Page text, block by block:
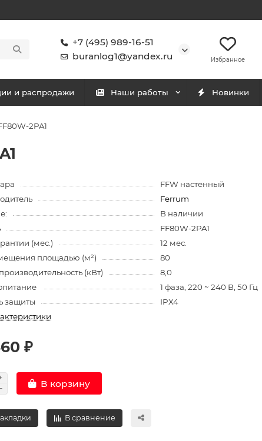
+7 (495) 989-16-51
buranlog1@yandex.ru
Избранное
и распродажи Наши работы Новинки
2PA1
FFW настенный
Ferrum
В наличии
FF80W-2PA1
(мес.)
12 мес.
площадью (м²)
80
(кВт)
8,0
1 фаза, 220 ~ 240 В, 50 Гц
защиты
IPX4
₽
В корзину
В сравнение